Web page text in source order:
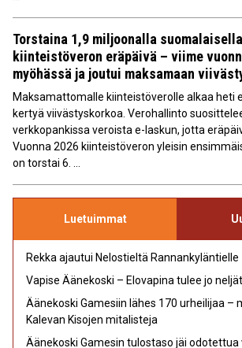
Torstaina 1,9 miljoonalla
kiinteistöveron eräpäivä – viime
myöhässä ja joutui maksamaan
Maksamattomalle kiinteistöverolle alkaa heti
kertyä viivästyskorkoa. Verohallinto
verkkopankissa veroista e-laskun, jotta
Vuonna 2026 kiinteistöveron yleisin
on torstai 6. ...
Luetuimmat
Rekka ajautui Nelostieltä Rannankyläntielle
Vapise Äänekoski – Elovapina tulee jo
Äänekoski Gamesiin lähes 170 urheilijaa –
Kalevan Kisojen mitalisteja
Äänekoski Gamesin tulostaso jäi